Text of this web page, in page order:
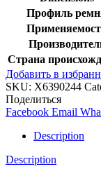
Профиль
Страна
Добавить в
SKU: X6390244
Поделиться
Facebook Email
Description
Description